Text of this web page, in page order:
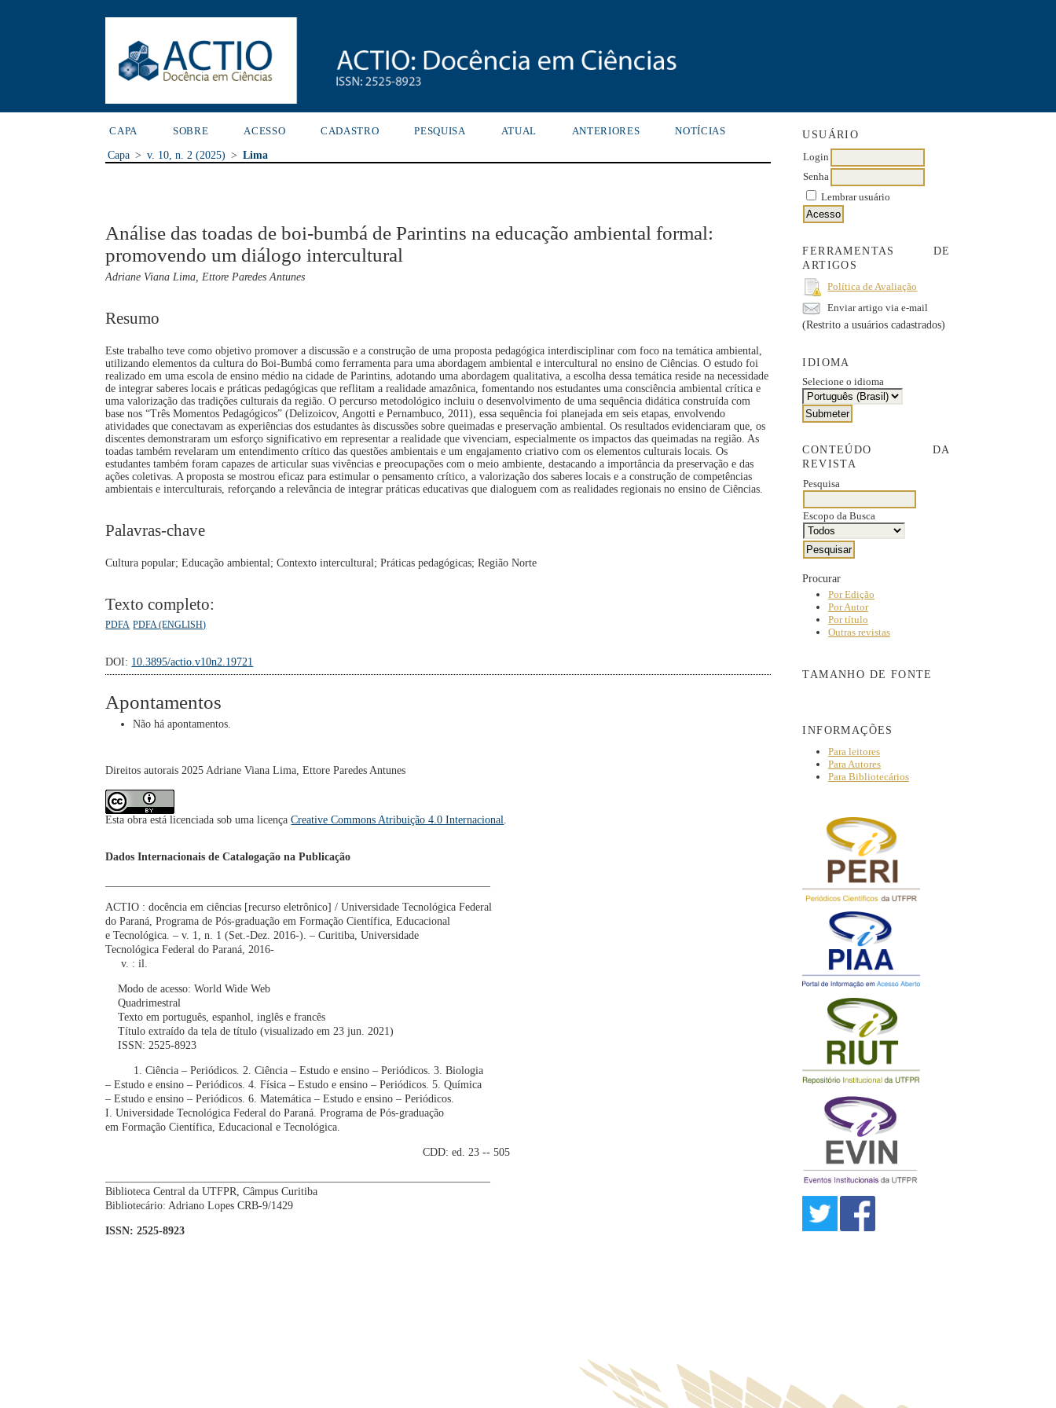
USUÁRIO
Login
Senha
Lembrar usuário
FERRAMENTAS DE
ARTIGOS
Política de Avaliação
Enviar artigo via e-mail
(Restrito a usuários cadastrados)
IDIOMA
Selecione o idioma
CONTEÚDO DA
REVISTA
Pesquisa
Escopo da Busca
Procurar
Por Edição
Por Autor
Por título
Outras revistas
TAMANHO DE FONTE
INFORMAÇÕES
Para leitores
Para Autores
Para Bibliotecários
CAPA SOBRE ACESSO CADASTRO PESQUISA ATUAL ANTERIORES NOTÍCIAS
Capa > v. 10, n. 2 (2025) > Lima
Análise das toadas de boi-bumbá de Parintins na educação ambiental formal:
promovendo um diálogo intercultural
Adriane Viana Lima, Ettore Paredes Antunes
Resumo
Este trabalho teve como objetivo promover a discussão e a construção de uma proposta pedagógica interdisciplinar com foco na temática ambiental,
utilizando elementos da cultura do Boi-Bumbá como ferramenta para uma abordagem ambiental e intercultural no ensino de Ciências. O estudo foi
realizado em uma escola de ensino médio na cidade de Parintins, adotando uma abordagem qualitativa, a escolha dessa temática reside na necessidade
de integrar saberes locais e práticas pedagógicas que reflitam a realidade amazônica, fomentando nos estudantes uma consciência ambiental crítica e
uma valorização das tradições culturais da região. O percurso metodológico incluiu o desenvolvimento de uma sequência didática construída com
base nos “Três Momentos Pedagógicos” (Delizoicov, Angotti e Pernambuco, 2011), essa sequência foi planejada em seis etapas, envolvendo
atividades que conectavam as experiências dos estudantes às discussões sobre queimadas e preservação ambiental. Os resultados evidenciaram que, os
discentes demonstraram um esforço significativo em representar a realidade que vivenciam, especialmente os impactos das queimadas na região. As
toadas também revelaram um entendimento crítico das questões ambientais e um engajamento criativo com os elementos culturais locais. Os
estudantes também foram capazes de articular suas vivências e preocupações com o meio ambiente, destacando a importância da preservação e das
ações coletivas. A proposta se mostrou eficaz para estimular o pensamento crítico, a valorização dos saberes locais e a construção de competências
ambientais e interculturais, reforçando a relevância de integrar práticas educativas que dialoguem com as realidades regionais no ensino de Ciências.
Palavras-chave
Cultura popular; Educação ambiental; Contexto intercultural; Práticas pedagógicas; Região Norte
Texto completo:
PDFA PDFA (ENGLISH)
DOI: 10.3895/actio.v10n2.19721
Apontamentos
Não há apontamentos.
Direitos autorais 2025 Adriane Viana Lima, Ettore Paredes Antunes
Esta obra está licenciada sob uma licençaCreative Commons Atribuição 4.0 Internacional
Dados Internacionais de Catalogação na Publicação
ACTIO : docência em ciências [recurso eletrônico] / Universidade Tecnológica Federal
do Paraná, Programa de Pós-graduação em Formação Científica, Educacional
e Tecnológica. – v. 1, n. 1 (Set.-Dez. 2016-). – Curitiba, Universidade
Tecnológica Federal do Paraná, 2016-
v. : il.
Modo de acesso: World Wide Web
Quadrimestral
Texto em português, espanhol, inglês e francês
Título extraído da tela de título (visualizado em 23 jun. 2021)
ISSN: 2525-8923
1. Ciência – Periódicos. 2. Ciência – Estudo e ensino – Periódicos. 3. Biologia
– Estudo e ensino – Periódicos. 4. Física – Estudo e ensino – Periódicos. 5. Química
– Estudo e ensino – Periódicos. 6. Matemática – Estudo e ensino – Periódicos.
I. Universidade Tecnológica Federal do Paraná. Programa de Pós-graduação
em Formação Científica, Educacional e Tecnológica.
CDD: ed. 23 -- 505
Biblioteca Central da UTFPR, Câmpus Curitiba
Bibliotecário: Adriano Lopes CRB-9/1429
ISSN: 2525-8923